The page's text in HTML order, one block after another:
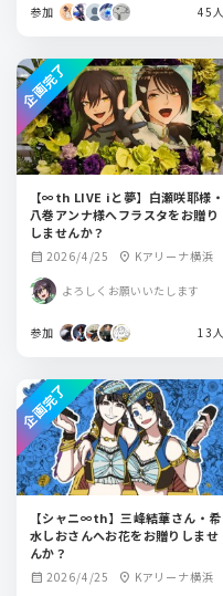
参加 45人
【∞th LIVE iと夢】白瀬咲耶様・
八巻アンナ様へフラスタをお贈り
しませんか？
calendar_month 2026/4/25 location_on Kアリーナ横浜
よろしくお願いいたします
参加 13人
企画完了
【シャニ∞th】三峰結華さん・希
水しおさんへお花をお贈りしませ
んか？
calendar_month 2026/4/25 location_on Kアリーナ横浜
企画完了